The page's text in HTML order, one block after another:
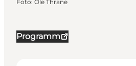
Programm
Foto: Ole Thrane